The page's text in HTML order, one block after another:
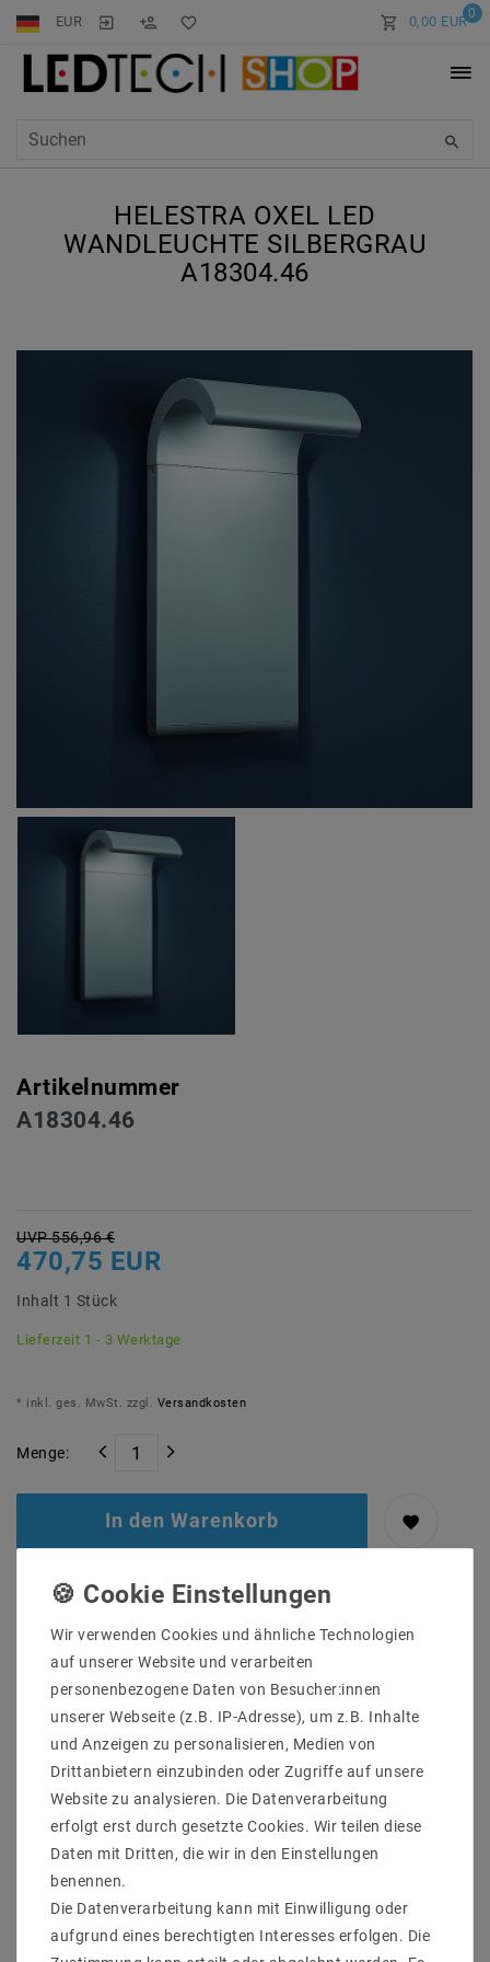
EUR 0
0,00 EUR
HELESTRA OXEL LED
WANDLEUCHTE SILBERGRAU
A18304.46
Artikelnummer
A18304.46
UVP 556,96 €
470,75 EUR
Inhalt 1 Stück
Lieferzeit 1 - 3 Werktage
* inkl. ges. MwSt. zzgl. Versandkosten
Menge:
In den Warenkorb
Sicher
einkaufen
Schnelle
Kostenlose
0203-928-789-63
Wir verwenden Cookies und ähnliche Technologien
auf unserer Website und verarbeiten
personenbezogene Daten von Besucher:innen
unserer Webseite (z.B. IP-Adresse), um z.B. Inhalte
und Anzeigen zu personalisieren, Medien von
Drittanbietern einzubinden oder Zugriffe auf unsere
Website zu analysieren. Die Datenverarbeitung
erfolgt erst durch gesetzte Cookies. Wir teilen diese
Daten mit Dritten, die wir in den Einstellungen
benennen.
Die Datenverarbeitung kann mit Einwilligung oder
aufgrund eines berechtigten Interesses erfolgen. Die